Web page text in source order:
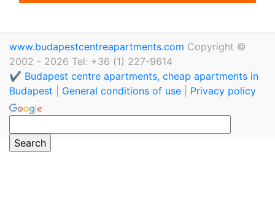
www.budapestcentreapartments.com Copyright ©
2002 - 2026 Tel: +36 (1) 227-9614
✔️ Budapest centre apartments, cheap apartments in
Budapest
General conditions of use Privacy policy